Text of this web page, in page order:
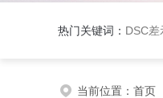
热门关键词： DSC差示
当前位置： 首页